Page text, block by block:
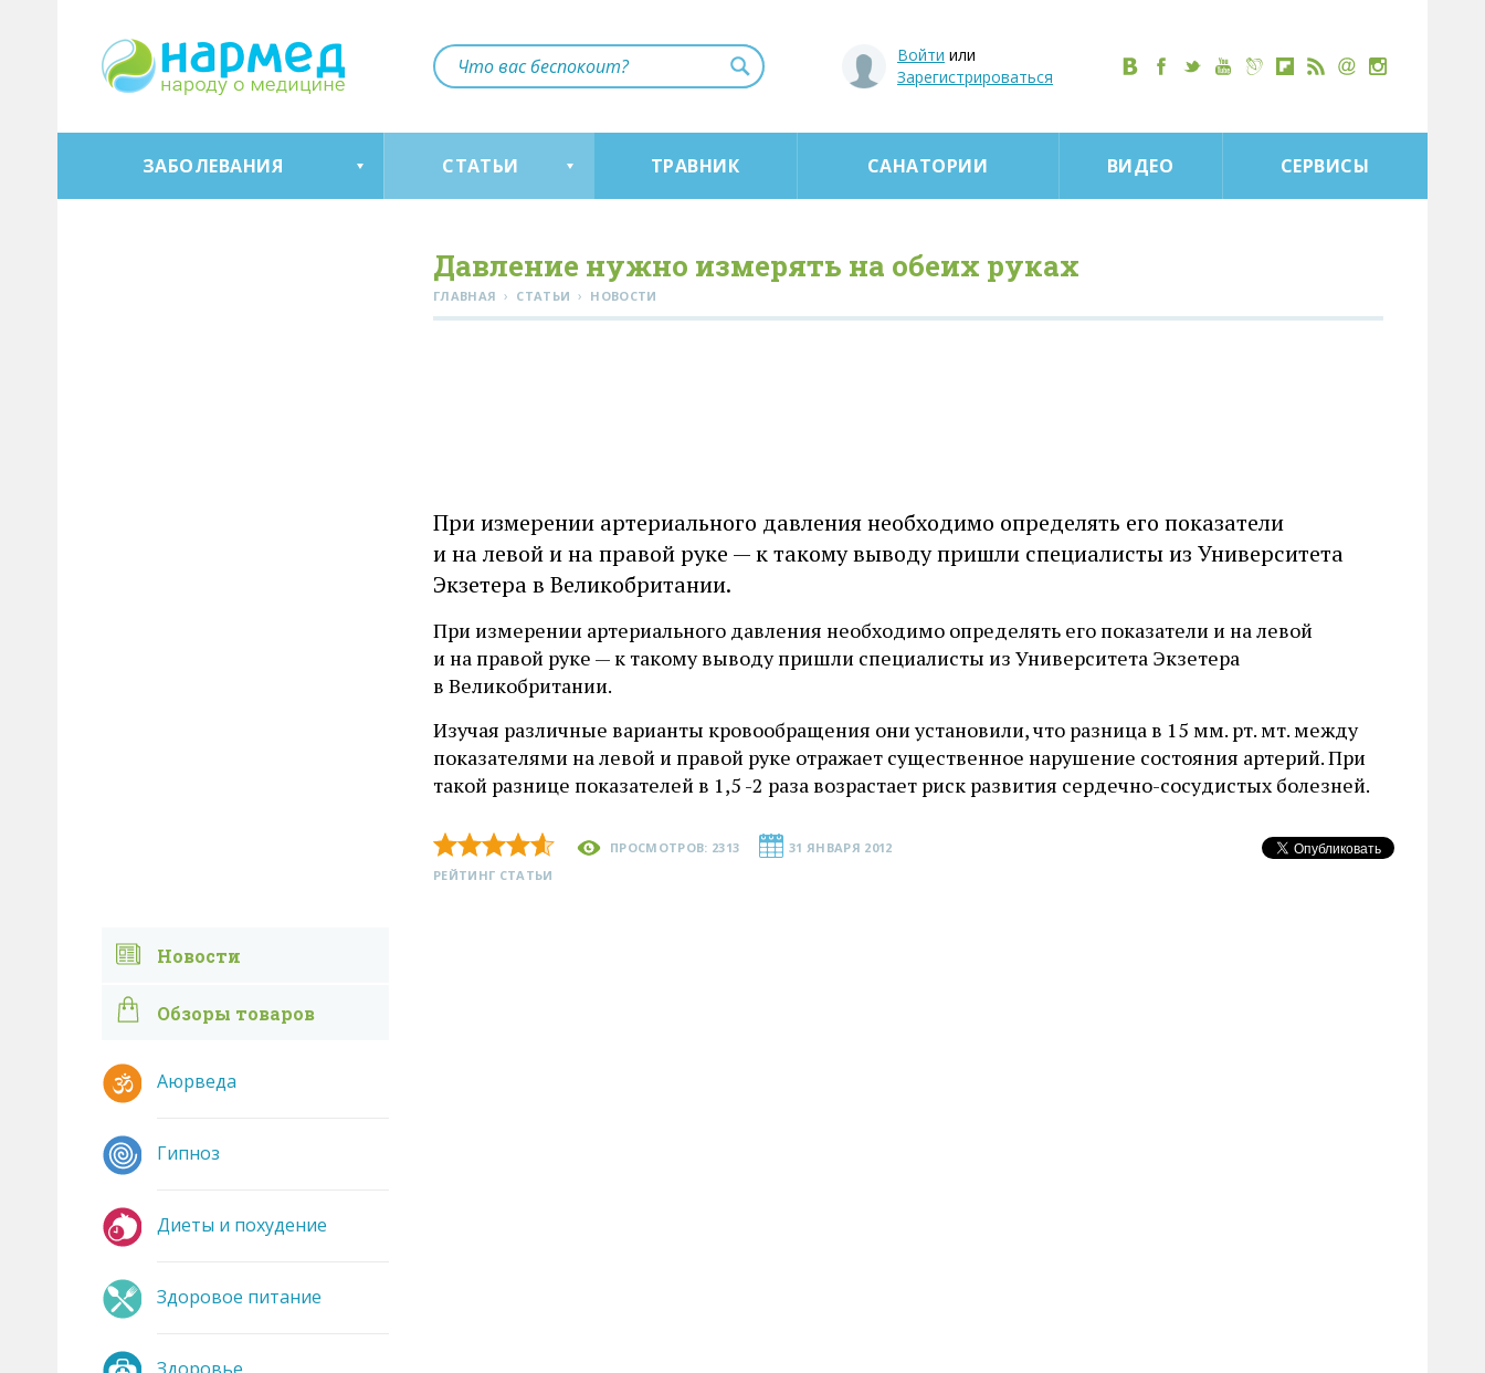
Войти или
Зарегистрироваться
ЗАБОЛЕВАНИЯ СТАТЬИ ТРАВНИК САНАТОРИИ ВИДЕО СЕРВИСЫ
Давление нужно измерять на обеих руках
ГЛАВНАЯ › СТАТЬИ › НОВОСТИ
При измерении артериального давления необходимо определять его показатели
и на левой и на правой руке — к такому выводу пришли специалисты из Университета
Экзетера в Великобритании.
При измерении артериального давления необходимо определять его показатели и на левой
и на правой руке — к такому выводу пришли специалисты из Университета Экзетера
в Великобритании.
Изучая различные варианты кровообращения они установили, что разница в 15 мм. рт. мт. между
показателями на левой и правой руке отражает существенное нарушение состояния артерий. При
такой разнице показателей в 1,5 -2 раза возрастает риск развития сердечно-сосудистых болезней.
РЕЙТИНГ СТАТЬИ
ПРОСМОТРОВ: 2313 31 ЯНВАРЯ 2012
Новости
Обзоры товаров
Аюрведа
Гипноз
Диеты и похудение
Здоровое питание